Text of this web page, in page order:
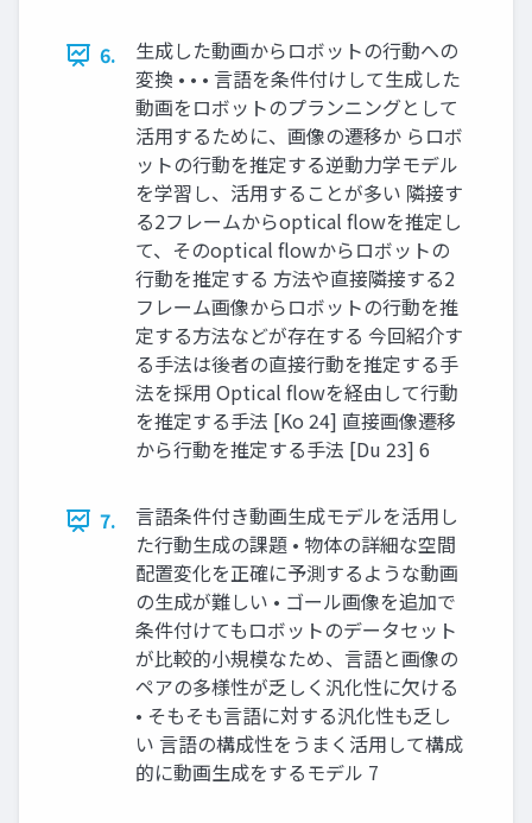
6.
⽣成した動画からロボットの⾏動への
変換 • • • ⾔語を条件付けして⽣成した
動画をロボットのプランニングとして
活⽤するために、画像の遷移か らロボ
ットの⾏動を推定する逆動⼒学モデル
を学習し、活⽤することが多い 隣接す
る2フレームからoptical flowを推定し
て、そのoptical flowからロボットの
⾏動を推定する ⽅法や直接隣接する2
フレーム画像からロボットの⾏動を推
定する⽅法などが存在する 今回紹介す
る⼿法は後者の直接⾏動を推定する⼿
法を採⽤ Optical flowを経由して行動
を推定する手法 [Ko 24] 直接画像遷移
から行動を推定する手法 [Du 23] 6
7.
⾔語条件付き動画⽣成モデルを活⽤し
た⾏動⽣成の課題 • 物体の詳細な空間
配置変化を正確に予測するような動画
の⽣成が難しい • ゴール画像を追加で
条件付けてもロボットのデータセット
が⽐較的⼩規模なため、⾔語と画像の
ペアの多様性が乏しく汎化性に⽋ける
• そもそも⾔語に対する汎化性も乏し
い 言語の構成性をうまく活用して構成
的に動画生成をするモデル 7